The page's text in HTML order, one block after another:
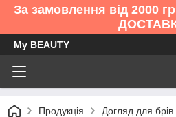
За замовлення від 2000
My BEAUTY
Продукція Догляд для брів